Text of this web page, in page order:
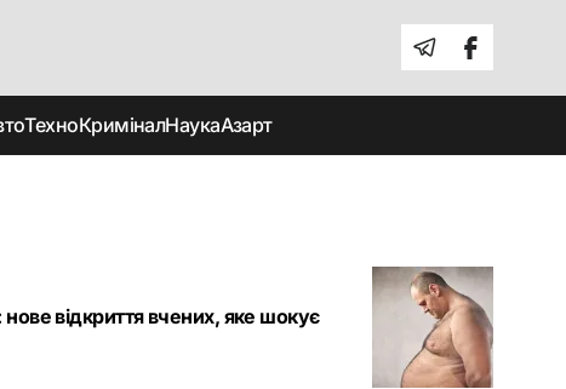
ТехноКриміналНаукаАзарт
відкриття вчених, яке шокує